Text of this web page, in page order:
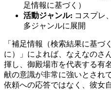
足情報に基づく）
活動ジャンル: コスプレ
多ジャンルに展開
「補足情報（検索結果に基づ
に）」によれば、なえなのさ
揮し、御殿場市を代表する有
献の意識が非常に強いとされ
依頼への応答ではなく、彼女